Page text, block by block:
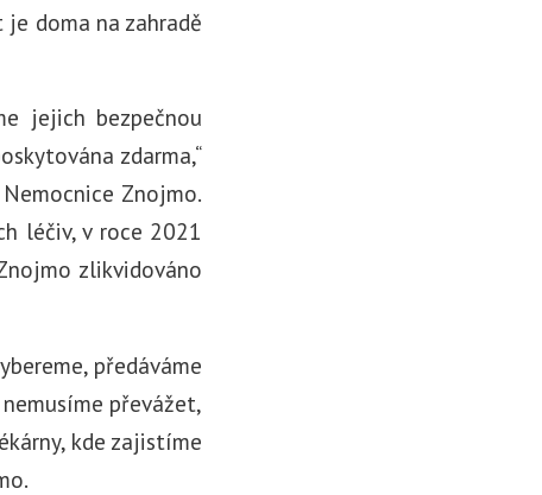
doma na zahradě
jejich bezpečnou
zdarma,“
Znojmo.
léčiv, v roce 2021
zlikvidováno
předáváme
převážet,
kde zajistíme